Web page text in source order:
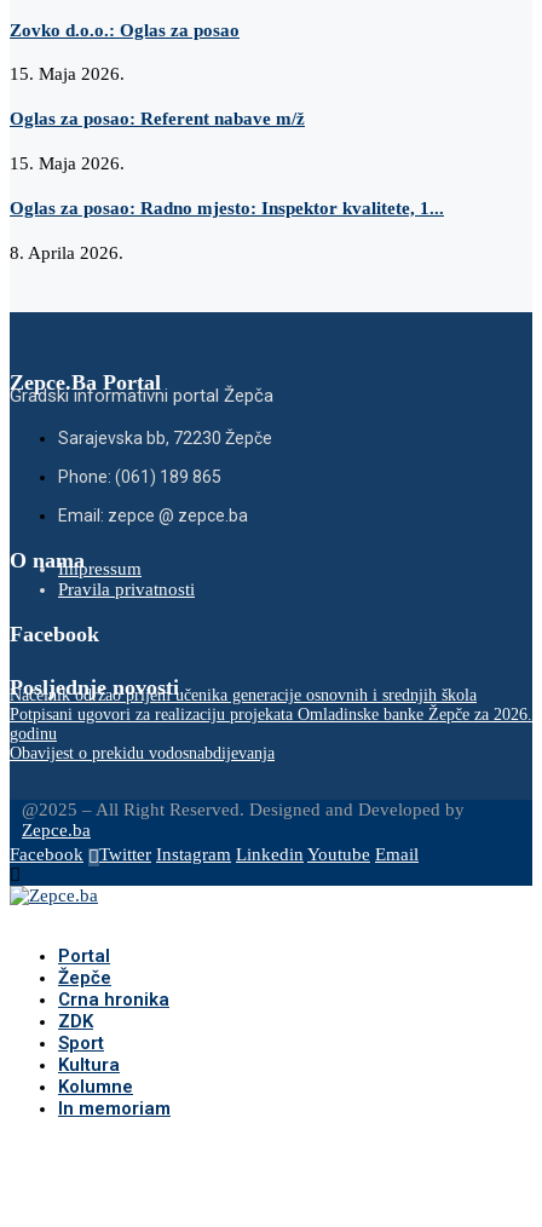
Zovko d.o.o.: Oglas za posao
15. Maja 2026.
Oglas za posao: Referent nabave m/ž
15. Maja 2026.
Oglas za posao: Radno mjesto: Inspektor kvalitete, 1...
8. Aprila 2026.
Zepce.Ba Portal
Gradski informativni portal Žepča
Sarajevska bb, 72230 Žepče
Phone: (061) 189 865
Email: zepce @ zepce.ba
O namaImpressum
Pravila privatnosti
Facebook
Posljednje novosti
Načelnik održao prijem učenika generacije osnovnih i srednjih škola
Potpisani ugovori za realizaciju projekata Omladinske banke Žepče za 2026.
godinu
Obavijest o prekidu vodosnabdijevanja
@2025 – All Right Reserved. Designed and Developed by
Zepce.ba
Facebook
Twitter Instagram LinkedinYoutube Email
Portal
Žepče
Crna hronika
ZDK
Sport
Kultura
Kolumne
In memoriam